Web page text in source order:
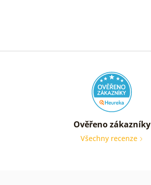
Ověřeno zákazníky
Všechny recenze